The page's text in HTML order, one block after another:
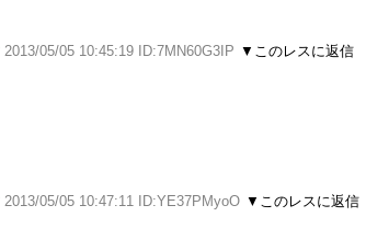
2013/05/05 10:45:19 ID:7MN60G3IP ▼このレスに返信
2013/05/05 10:47:11 ID:YE37PMyoO ▼このレスに返信